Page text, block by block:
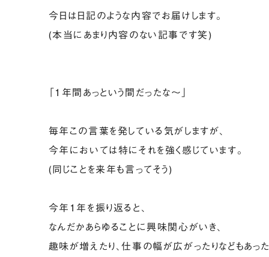
今日は日記のような内容でお届けします。
(本当にあまり内容のない記事です笑)
「1年間あっという間だったな〜」
毎年この言葉を発している気がしますが、
今年においては特にそれを強く感じています。
(同じことを来年も言ってそう)
今年1年を振り返ると、
なんだかあらゆることに興味関心がいき、
趣味が増えたり、仕事の幅が広がったりなどもあっ